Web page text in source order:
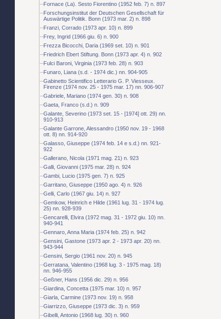
Fornace (La). Sesto Fiorentino (1952 feb. 7) n. 897
Forschungsinstitut der Deutschen Gesellschaft für
Auswärtige Politik. Bonn (1973 mar. 2) n. 898
Franzi, Corrado (1973 apr. 10) n. 899
Frey, Ingrid (1966 giu. 6) n. 900
Frezza Bicocchi, Daria (1969 set. 10) n. 901
Friedrich Ebert Stiftung. Bonn (1973 apr. 4) n. 902
Fulci Baroni, Virginia (1973 feb. 28) n. 903
Funaro, Liana (s.d. - 1974 dic.) nn. 904-905
Gabinetto Scientifico Letterario G. P. Viesseux.
Firenze (1974 nov. 25 - 1975 mar. 17) nn. 906-907
Gabriele, Mariano (1974 gen. 30) n. 908
Gaeta, Franco (s.d.) n. 909
Galante, Severino (1973 set. 15 - [1974] ott. 29) nn.
910-913
Galante Garrone, Alessandro (1950 nov. 19 - 1968
ott. 8) nn. 914-920
Galasso, Giuseppe (1974 feb. 14 e s.d.) nn. 921-
922
Gallerano, Nicola (1971 mag. 21) n. 923
Galli, Giovanni (1975 mar. 28) n. 924
Gambi, Lucio (1975 gen. 7) n. 925
Garritano, Giuseppe (1950 ago. 4) n. 926
Gelli, Carlo (1967 giu. 14) n. 927
Gemkow, Heinrich e Hilde (1961 lug. 31 - 1974 lug.
25) nn. 928-939
Gencarelli, Elvira (1972 mag. 31 - 1972 giu. 10) nn.
940-941
Gennaro, Anna Maria (1974 feb. 25) n. 942
Gensini, Gastone (1973 apr. 2 - 1973 apr. 20) nn.
943-944
Gensini, Sergio (1961 nov. 20) n. 945
Gerratana, Valentino (1968 lug. 3 - 1975 mag. 18)
nn. 946-955
Geßner, Hans (1956 dic. 29) n. 956
Giardina, Concetta (1975 mar. 10) n. 957
Giarla, Carmine (1973 nov. 19) n. 958
Giarrizzo, Giuseppe (1973 dic. 3) n. 959
Gibelli, Antonio (1968 lug. 30) n. 960